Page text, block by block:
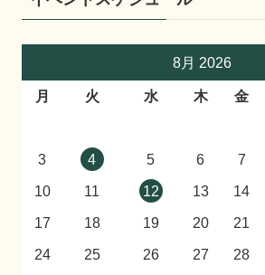
8月 2026
月 火 水 木 金
3
4 5 6 7
10
11 12 13 14
17
18 19 20 21
24
25 26 27 28